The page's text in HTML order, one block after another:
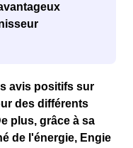
avis positifs sur
des différents
plus, grâce à sa
de l'énergie, Engie